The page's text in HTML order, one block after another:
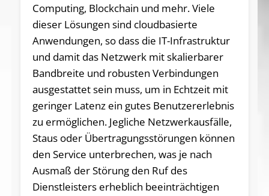
Computing, Blockchain und mehr. Viele
dieser Lösungen sind cloudbasierte
Anwendungen, so dass die IT-Infrastruktur
und damit das Netzwerk mit skalierbarer
Bandbreite und robusten Verbindungen
ausgestattet sein muss, um in Echtzeit mit
geringer Latenz ein gutes Benutzererlebnis
zu ermöglichen. Jegliche Netzwerkausfälle,
Staus oder Übertragungsstörungen können
den Service unterbrechen, was je nach
Ausmaß der Störung den Ruf des
Dienstleisters erheblich beeinträchtigen